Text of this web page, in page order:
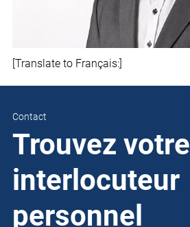
[Translate to Français:]
Contact
Trouvez votre
interlocuteur
personnel